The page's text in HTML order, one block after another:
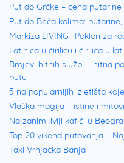
Put do Grčke – cena
Put do Beča kolima:
Markiza LIVING
Poklon za
Latinica u ćirilicu i ćirilica u
Brojevi hitnih službi – hitna
putu
5 najpopularnijih izletišta
Vlaška magija – istine i
Najzanimljiviji kafići u
Top 20 vikend putovanja –
Taxi Vrnjačka Banja